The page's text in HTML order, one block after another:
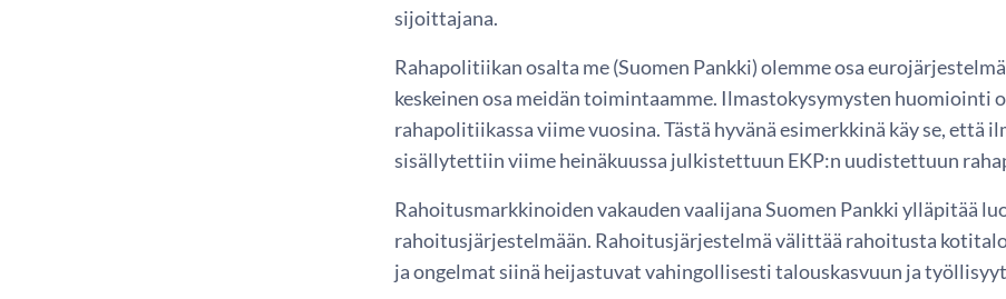
sijoittajana.
Rahapolitiikan osalta me (Suomen Pankki) olemme osa
keskeinen osa meidän toimintaamme. Ilmastokysymysten huomiointi
rahapolitiikassa viime vuosina. Tästä hyvänä esimerkkinä käy se, että
sisällytettiin viime heinäkuussa julkistettuun EKP:n uudistettuun
Rahoitusmarkkinoiden vakauden vaalijana Suomen Pankki ylläpitää
rahoitusjärjestelmään. Rahoitusjärjestelmä välittää rahoitusta
ja ongelmat siinä heijastuvat vahingollisesti talouskasvuun ja